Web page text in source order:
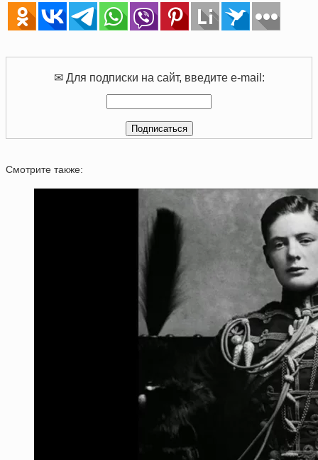
✉ Для подписки на сайт, введите e-mail:
Смотрите также: